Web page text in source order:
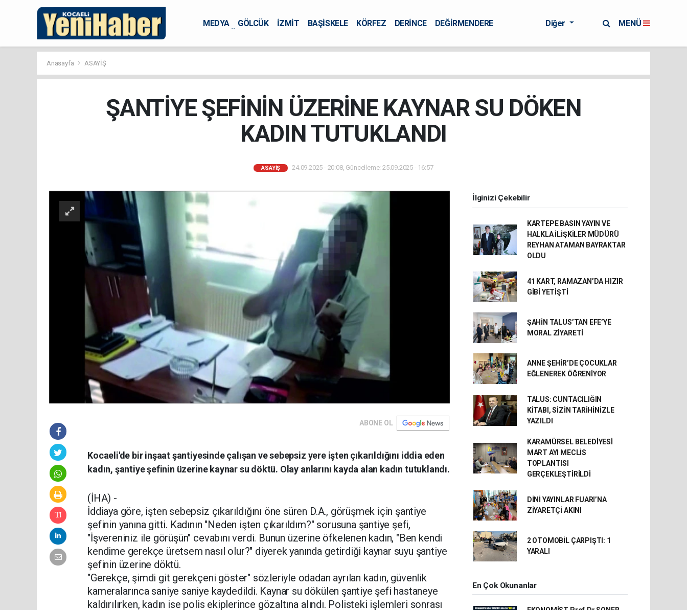
MEDYA GÖLCÜK İZMİT BAŞİSKELE KÖRFEZ DERİNCE
DEĞİRMENDERE
Diğer MENÜ
Anasayfa ASAYİŞ
ŞANTİYE ŞEFİNİN ÜZERİNE KAYNAR SU DÖKEN
KADIN TUTUKLANDI
ASAYİŞ 24.09.2025 - 20:08, Güncelleme: 25.09.2025 - 16:57
ABONE OL
Kocaeli'de bir inşaat şantiyesinde çalışan ve sebepsiz yere işten çıkarıldığını iddia eden
kadın, şantiye şefinin üzerine kaynar su döktü. Olay anlarını kayda alan kadın tutuklandı.
(İHA) -
İddiaya göre, işten sebepsiz çıkarıldığını öne süren D.A., görüşmek için şantiye
şefinin yanına gitti. Kadının "Neden işten çıkarıldım?" sorusuna şantiye şefi,
"İşvereniniz ile görüşün" cevabını verdi. Bunun üzerine öfkelenen kadın, "Ben kendi
kendime gerekçe üretsem nasıl olur?" diyerek yanında getirdiği kaynar suyu şantiye
şefinin üzerine döktü.
"Gerekçe, şimdi git gerekçeni göster" sözleriyle odadan ayrılan kadın, güvenlik
kameralarınca saniye saniye kaydedildi. Kaynar su dökülen şantiye şefi hastaneye
kaldırılırken, kadın ise polis ekiplerince gözaltına alındı. Polisteki işlemleri sonrası
İlginizi Çekebilir
KARTEPE BASIN YAYIN VE
HALKLA İLİŞKİLER MÜDÜRÜ
REYHAN ATAMAN BAYRAKTAR
OLDU
41 KART, RAMAZAN’DA HIZIR
GİBİ YETİŞTİ
ŞAHİN TALUS’TAN EFE’YE
MORAL ZİYARETİ
ANNE ŞEHİR’DE ÇOCUKLAR
EĞLENEREK ÖĞRENİYOR
TALUS: CUNTACILIĞIN
KİTABI, SİZİN TARİHİNİZLE
YAZILDI
KARAMÜRSEL BELEDİYESİ
MART AYI MECLİS
TOPLANTISI
GERÇEKLEŞTİRİLDİ
DİNİ YAYINLAR FUARI’NA
ZİYARETÇİ AKINI
2 OTOMOBİL ÇARPIŞTI: 1
YARALI
En Çok Okunanlar